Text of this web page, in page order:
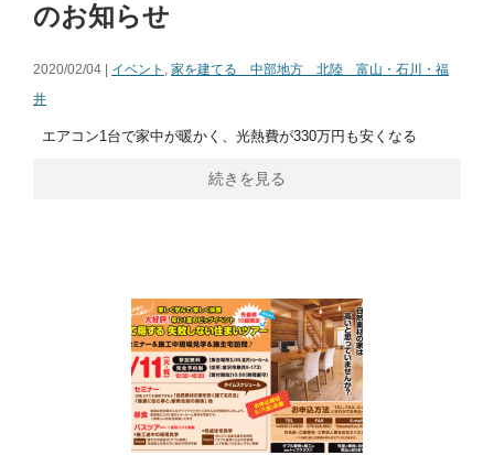
のお知らせ
2020/02/04 | イベント , 家を建てる 中部地方 北陸 富山・石川・福
井
エアコン1台で家中が暖かく、光熱費が330万円も安くなる
続きを見る